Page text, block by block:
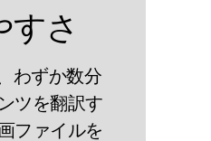
すさ
わずか数分
ツを翻訳す
ファイルを